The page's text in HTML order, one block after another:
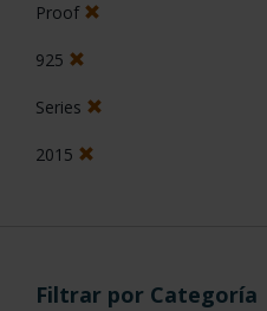
Proof
925
Series
2015
Filtrar por Categoría